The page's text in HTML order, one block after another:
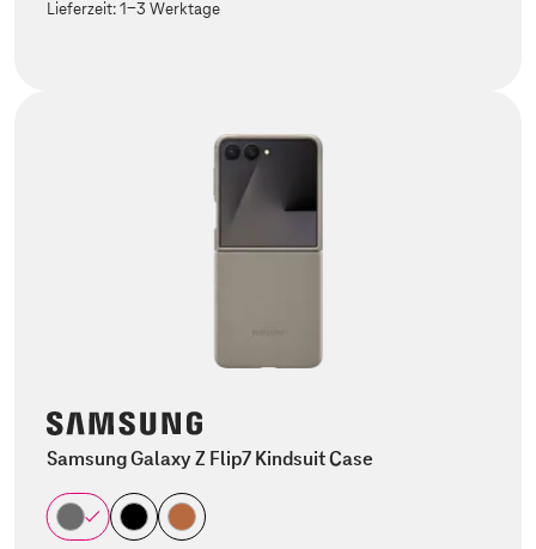
Lieferzeit:1-3 Werktage
Samsung Galaxy Z Flip7 Kindsuit Case